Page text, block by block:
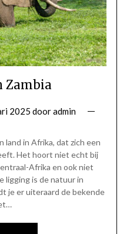
Zambia
2025 dooradmin
land in Afrika, dat zich een
Het hoort niet echt bij
Afrika en ook niet
ligging is de natuur in
je er uiteraard de bekende